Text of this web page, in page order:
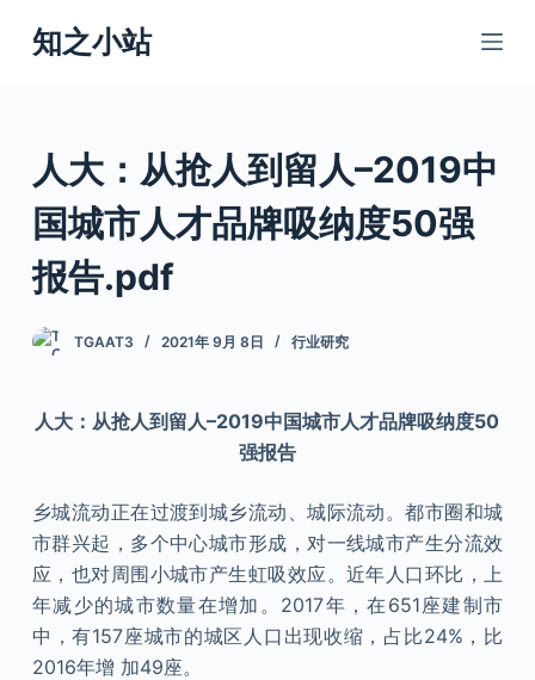
跳
过
知之小站
人大：从抢人到留人–2019中
国城市人才品牌吸纳度50强
报告.pdf
TGAAT3 2021年 9月 8日 行业研究
人大：从抢人到留人–2019中国城市人才品牌吸纳度50
强报告
乡城流动正在过渡到城乡流动、城际流动。都市圈和城
市群兴起，多个中心城市形成，对一线城市产生分流效
应，也对周围小城市产生虹吸效应。近年人口环比，上
年减少的城市数量在增加。2017年，在651座建制市
中，有157座城市的城区人口出现收缩，占比24%，比
2016年增 加49座。